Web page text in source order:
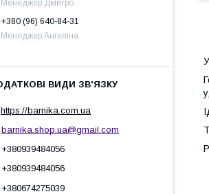
Менеджер Дмитро
+380 (96) 640-84-31
Менеджер Ангеліна
https://barnika.com.ua
barnika.shop.ua@gmail.com
+380939484056
+380939484056
+380674275039